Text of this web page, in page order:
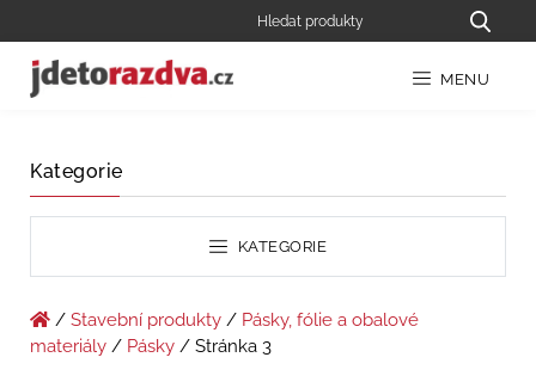
MENU
Kategorie
KATEGORIE
/ Stavební produkty / Pásky, fólie a obalové
materiály / Pásky / Stránka 3